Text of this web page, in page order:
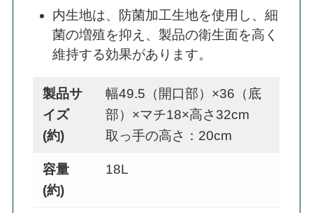
内生地は、防菌加工生地を使用し、細
菌の増殖を抑え、製品の衛生面を高く
維持する効果があります。
製品サ
イズ
(約)
幅49.5（開口部）×36（底
部）×マチ18×高さ32cm
取っ手の高さ：20cm
容量
(約)
18L